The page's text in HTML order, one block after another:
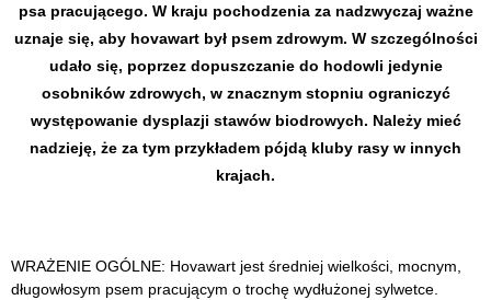
psa pracującego. W kraju pochodzenia za nadzwyczaj ważne
uznaje się, aby hovawart był psem zdrowym. W szczególności
udało się, poprzez dopuszczanie do hodowli jedynie
osobników zdrowych, w znacznym stopniu ograniczyć
występowanie dysplazji stawów biodrowych. Należy mieć
nadzieję, że za tym przykładem pójdą kluby rasy w innych
krajach.
WRAŻENIE OGÓLNE: Hovawart jest średniej wielkości, mocnym,
długowłosym psem pracującym o trochę wydłużonej sylwetce.